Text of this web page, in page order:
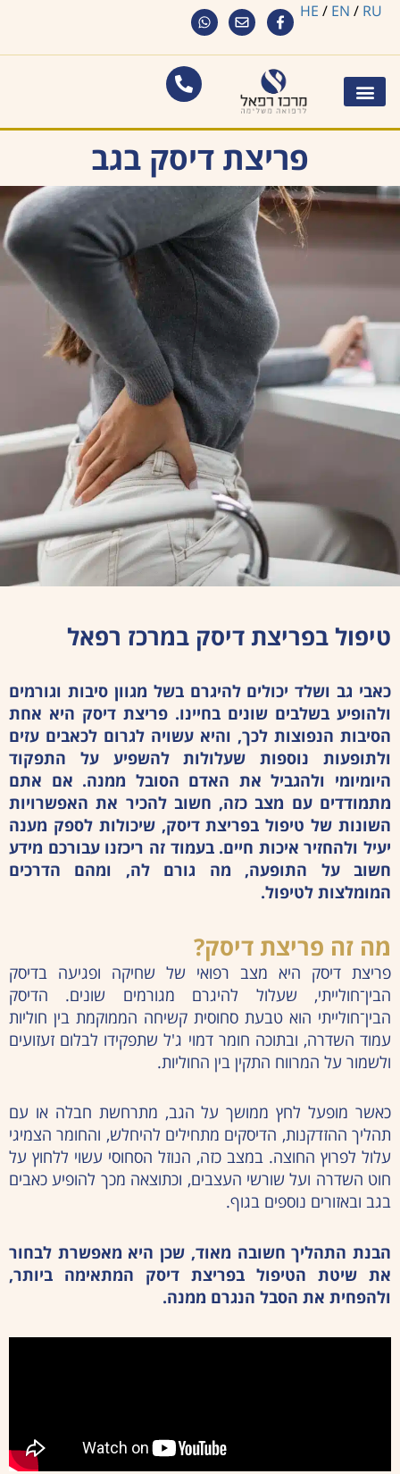
HE / EN / RU
פריצת דיסק בגב
טיפול בפריצת דיסק במרכז רפאל
כאבי גב ושלד יכולים להיגרם בשל מגוון סיבות וגורמים
ולהופיע בשלבים שונים בחיינו. פריצת דיסק היא אחת
הסיבות הנפוצות לכך, והיא עשויה לגרום לכאבים עזים
ולתופעות נוספות שעלולות להשפיע על התפקוד
היומיומי ולהגביל את האדם הסובל ממנה. אם אתם
מתמודדים עם מצב כזה, חשוב להכיר את האפשרויות
השונות של טיפול בפריצת דיסק, שיכולות לספק מענה
יעיל ולהחזיר איכות חיים. בעמוד זה ריכזנו עבורכם מידע
חשוב על התופעה, מה גורם לה, ומהם הדרכים
המומלצות לטיפול.
מה זה פריצת דיסק?
פריצת דיסק היא מצב רפואי של שחיקה ופגיעה בדיסק
הבין־חולייתי, שעלול להיגרם מגורמים שונים. הדיסק
הבין־חולייתי הוא טבעת סחוסית קשיחה הממוקמת בין חוליות
עמוד השדרה, ובתוכה חומר דמוי ג'ל שתפקידו לבלום זעזועים
ולשמור על המרווח התקין בין החוליות.
כאשר מופעל לחץ ממושך על הגב, מתרחשת חבלה או עם
תהליך ההזדקנות, הדיסקים מתחילים להיחלש, והחומר הצמיגי
עלול לפרוץ החוצה. במצב כזה, הנוזל הסחוסי עשוי ללחוץ על
חוט השדרה ועל שורשי העצבים, וכתוצאה מכך להופיע כאבים
בגב ובאזורים נוספים בגוף.
הבנת התהליך חשובה מאוד, שכן היא מאפשרת לבחור
את שיטת הטיפול בפריצת דיסק המתאימה ביותר,
ולהפחית את הסבל הנגרם ממנה.